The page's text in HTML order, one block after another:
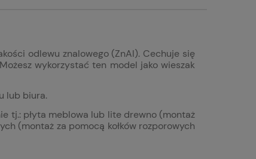
odlewu znalowego (ZnAl). Cechuje się
wykorzystać ten model jako wieszak
lub biura.
tj.: płyta meblowa lub lite drewno (montaż
(montaż za pomocą kołków rozporowych